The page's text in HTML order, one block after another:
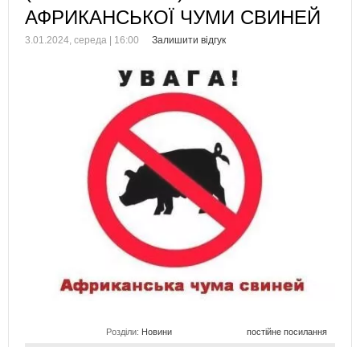
АФРИКАНСЬКОЇ ЧУМИ СВИНЕЙ
3.01.2024, середа | 16:00 Залишити відгук
Розділи: Новини постійне посилання